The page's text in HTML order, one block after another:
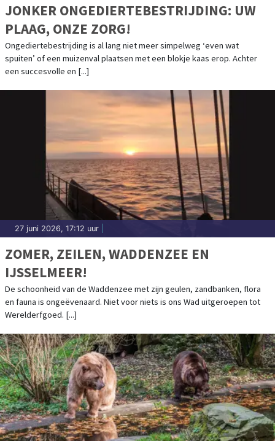
JONKER ONGEDIERTEBESTRIJDING: UW
PLAAG, ONZE ZORG!
Ongediertebestrijding is al lang niet meer simpelweg ‘even wat
spuiten’ of een muizenval plaatsen met een blokje kaas erop. Achter
een succesvolle en [...]
27 juni 2026, 17:12 uur
ZOMER, ZEILEN, WADDENZEE EN
IJSSELMEER!
De schoonheid van de Waddenzee met zijn geulen, zandbanken, flora
en fauna is ongeëvenaard. Niet voor niets is ons Wad uitgeroepen tot
Werelderfgoed. [...]